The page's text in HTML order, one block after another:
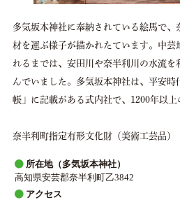
多気坂本神社に奉納されている絵馬で、
材を運ぶ様子が描かれたています。中芸
れるまでは、安田川や奈半利川の水流
んでいました。多気坂本神社は、平安時
帳」に記載がある式内社で、1200年以上
奈半利町指定有形文化財（美術工芸品）
所在地（多気坂本神社）
高知県安芸郡奈半利町乙3842
アクセス